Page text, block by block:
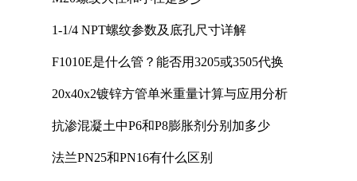
1-1/4 NPT螺纹参数及底孔尺寸详解
F1010E是什么管？能否用3205或3505代换
20x40x2镀锌方管单米重量计算与应用分析
抗渗混凝土中P6和P8膨胀剂分别加多少
法兰PN25和PN16有什么区别